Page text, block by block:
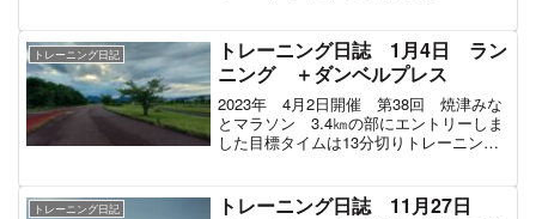
ョグ 合計7.6㎞ 45分ぐらい合計時間
46分41秒 ...
トレーニング日記
トレーニング日誌 1月4日 ラン
ニング ＋ダンベルプレス
2023年 4月2日開催 第38回 焼津みな
とマラソン 3.4㎞の部にエントリーしま
した目標タイムは13分切りトレーニング
く予定。練習メニュー150mダッシュ
トレーニング日記
トレーニング日誌 11月27日